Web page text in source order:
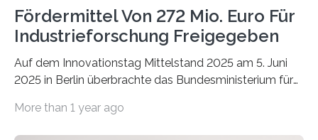
Fördermittel Von 272 Mio. Euro Für
Industrieforschung Freigegeben
Auf dem Innovationstag Mittelstand 2025 am 5. Juni
2025 in Berlin überbrachte das Bundesministerium für
Überplanmäßige Verpflichtungsermächtigungen in
More than 1 year ago